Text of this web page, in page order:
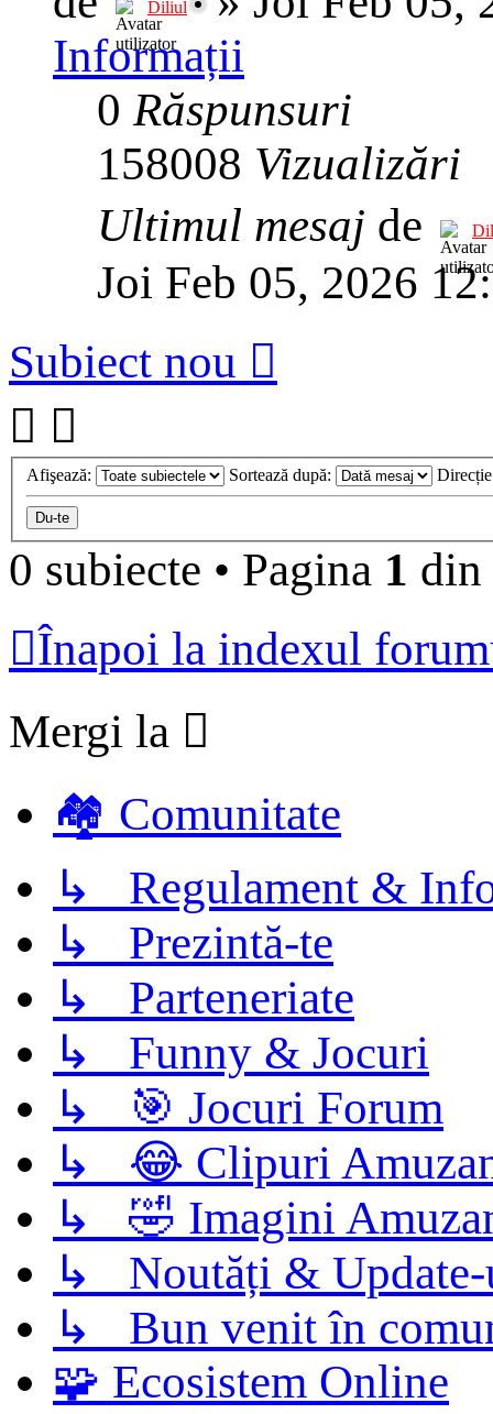
Diliul
Informații
0Răspunsuri
158008 Vizualizări
Ultimul mesaj de
Joi Feb 05, 2026
Subiect nou
Afişează: Sortează după:
0 subiecte • Pagina 1 din
Înapoi la indexul
Mergi la
🏘️ Comunitate
↳ Regulament &
↳ Prezintă-te
↳ Parteneriate
↳ Funny & Jocuri
↳ 🎯 Jocuri Forum
↳ 😂 Clipuri
↳ 🤣 Imagini
↳ Noutăți &
↳ Bun venit în
🧩 Ecosistem Online